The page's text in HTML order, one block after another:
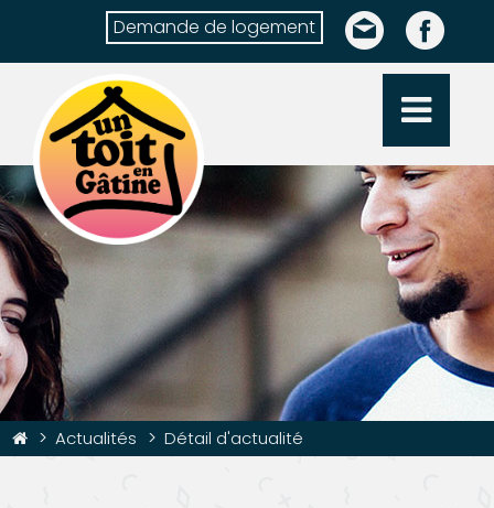
Demande de logement
Actualités Détail d'actualité